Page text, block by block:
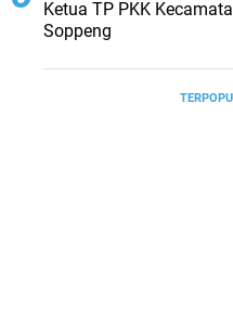
Ketua TP PKK
Soppeng